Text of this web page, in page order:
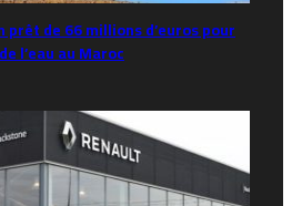
prêt de 66 millions d’euros pour
l’eau au Maroc